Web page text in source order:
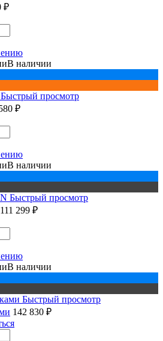
₽
В наличии
Быстрый просмотр
₽
В наличии
Быстрый просмотр
111 299 ₽
В наличии
Быстрый просмотр
142 830 ₽